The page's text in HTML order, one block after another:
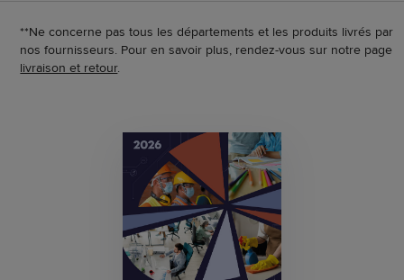
**Ne concerne pas tous les départements et les produits livrés par
nos fournisseurs. Pour en savoir plus, rendez-vous sur notre page
livraison et retour.